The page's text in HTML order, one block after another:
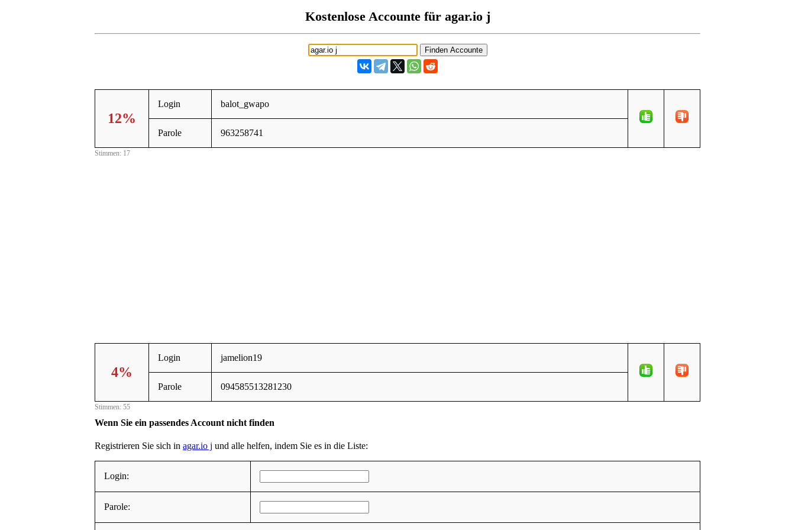
Kostenlose Accounte für agar.io j
12%
Login balot_gwapo
Parole 963258741
Stimmen: 17
4%
Login jamelion19
Parole 094585513281230
Stimmen: 55
Wenn Sie ein passendes Account nicht finden
Registrieren Sie sich in agar.io j und alle helfen, indem Sie es in die Liste:
Login:
Parole: